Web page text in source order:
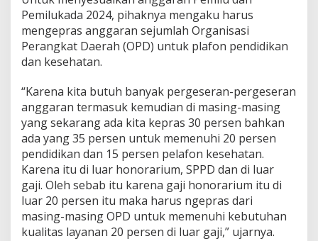
Pemilukada 2024, pihaknya mengaku harus
mengepras anggaran sejumlah Organisasi
Perangkat Daerah (OPD) untuk plafon pendidikan
dan kesehatan.
“Karena kita butuh banyak pergeseran-pergeseran
anggaran termasuk kemudian di masing-masing
yang sekarang ada kita kepras 30 persen bahkan
ada yang 35 persen untuk memenuhi 20 persen
pendidikan dan 15 persen pelafon kesehatan.
Karena itu di luar honorarium, SPPD dan di luar
gaji. Oleh sebab itu karena gaji honorarium itu di
luar 20 persen itu maka harus ngepras dari
masing-masing OPD untuk memenuhi kebutuhan
kualitas layanan 20 persen di luar gaji,” ujarnya.